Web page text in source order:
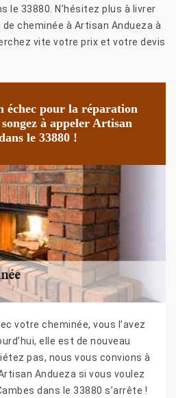
le 33880. N’hésitez plus à livrer
cheminée à Artisan Andueza à
vite votre prix et votre devis
échec pour la réparation
à appeler Artisan
le 33880 !
votre cheminée, vous l’avez
elle est de nouveau
pas, nous vous convions à
Andueza si vous voulez
dans le 33880 s’arrête !